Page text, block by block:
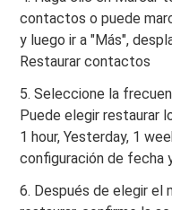
contactos o puede
y luego ir a "Más",
Restaurar contactos
5. Seleccione la
Puede elegir restaurar
1 hour, Yesterday, 1
configuración de fecha
6. Después de elegir el